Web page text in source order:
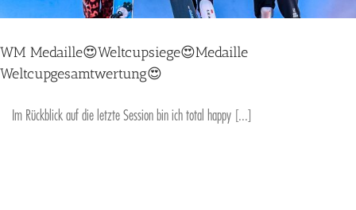
WM Medaille😍Weltcupsiege😍Medaille
Weltcupgesamtwertung😍
Im Rückblick auf die letzte Session bin ich total happy [...]